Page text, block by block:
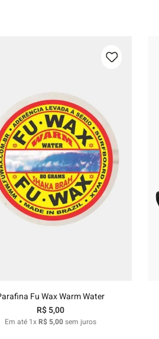
Fu Wax Warm Water
R$5,00
Em até 1xR$ 5,00sem juros